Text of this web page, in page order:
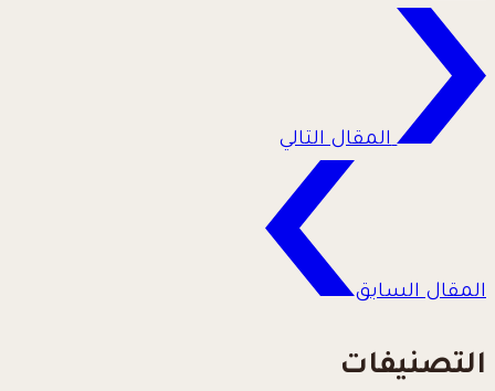
المقال التالي
المقال السابق
التصنيفات